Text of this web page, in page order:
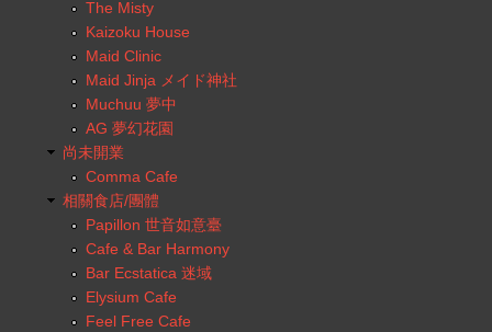
The Misty
Kaizoku House
Maid Clinic
Maid Jinja メイド神社
Muchuu 夢中
AG 夢幻花園
尚未開業
Comma Cafe
相關食店/團體
Papillon 世音如意臺
Cafe & Bar Harmony
Bar Ecstatica 迷域
Elysium Cafe
Feel Free Cafe